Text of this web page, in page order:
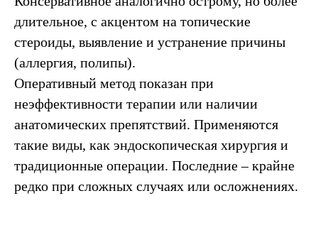
длительное, с акцентом на топические
стероиды, выявление и устранение причины
(аллергия, полипы).
Оперативный метод показан при
неэффективности терапии или наличии
анатомических препятствий. Применяются
такие виды, как эндоскопическая хирургия и
традиционные операции. Последние – крайне
редко при сложных случаях или осложнениях.